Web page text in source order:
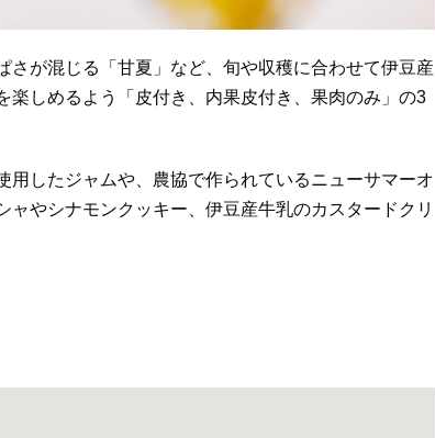
が混じる「甘夏」など、旬や収穫に合わせて伊豆産
しめるよう「皮付き、内果皮付き、果肉のみ」の3
したジャムや、農協で作られているニューサマーオ
やシナモンクッキー、伊豆産牛乳のカスタードクリ